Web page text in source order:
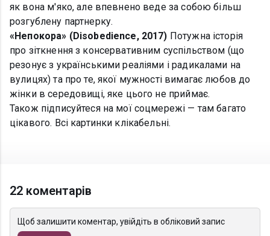
як вона м'яко, але впевнено веде за собою більш
розгублену партнерку.
«Непокора» (Disobedience, 2017) Потужна історія
про зіткнення з консервативним суспільством (що
резонує з українськими реаліями і радикалами на
вулицях) та про те, якої мужності вимагає любов до
жінки в середовищі, яке цього не приймає.
Також підписуйтеся на мої соцмережі — там багато
цікавого. Всі картинки клікабельні.
22 коментарів
Щоб залишити коментар, увійдіть в обліковий запис